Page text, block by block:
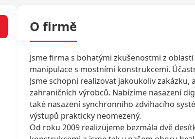
O firmě
Jsme firma s bohatými zkušenostmi z
manipulace s mostními konstrukcemi.
Jsme schopni realizovat jakoukoliv
zahraničních výrobců. Nabízíme nasazení
také nasazení synchronního zdvihacího
výstupů prakticky neomezený.
Od roku 2009 realizujeme bezmála dvě